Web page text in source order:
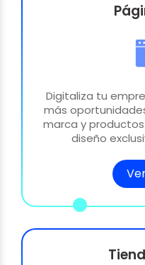
Digitaliza tu
más
marca y
diseño